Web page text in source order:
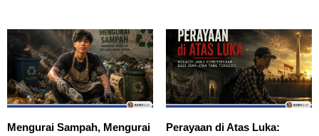
Mengurai Sampah, Mengurai
Perayaan di Atas Luka: